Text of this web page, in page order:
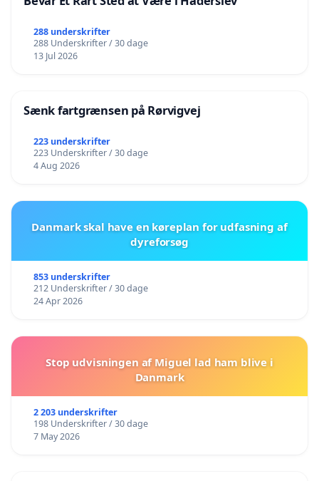
288 underskrifter
288 Underskrifter / 30 dage
13 Jul 2026
Sænk fartgrænsen på Rørvigvej
223 underskrifter
223 Underskrifter / 30 dage
4 Aug 2026
Danmark skal have en køreplan for udfasning af
dyreforsøg
853 underskrifter
212 Underskrifter / 30 dage
24 Apr 2026
Stop udvisningen af Miguel lad ham blive i
Danmark
2 203 underskrifter
198 Underskrifter / 30 dage
7 May 2026